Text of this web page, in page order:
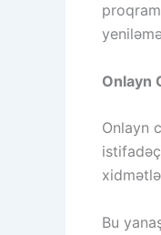
Onlayn
Onlayn
Bu